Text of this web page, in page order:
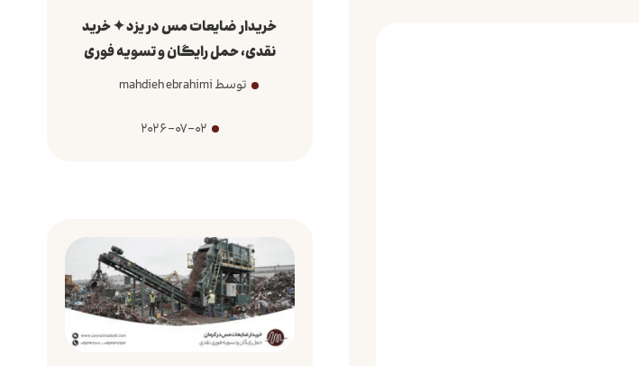
خریدار ضایعات مس در یزد ✦ خرید
نقدی، حمل رایگان و تسویه فوری
توسط mahdieh ebrahimi
2026-07-02